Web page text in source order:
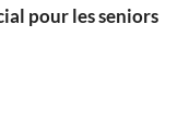
pour les seniors